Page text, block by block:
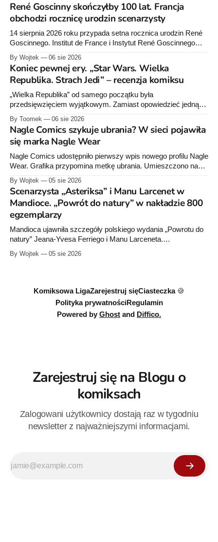
René Goscinny skończyłby 100 lat. Francja
obchodzi rocznicę urodzin scenarzysty
14 sierpnia 2026 roku przypada setna rocznica urodzin René
Goscinnego. Institut de France i Instytut René Goscinnego
Ory’ego i Catel.
By Wojtek 06 sie 2026
Koniec pewnej ery. „Star Wars. Wielka
Republika. Strach Jedi” – recenzja komiksu
„Wielka Republika” od samego początku była
przedsięwzięciem wyjątkowym. Zamiast opowiedzieć jedną
zdecydował się stworzyć rozbudowany projekt wydawniczy
obejmujący powieści dla dorosłych, młodzieży i młodszych
czytelników, komiksy Marvela i Dark Horse'a, słuchowiska
oraz opowiadania. Wszystkie te elementy wzajemnie się
uzupełniają, tworząc
By Toomek 06 sie 2026
Nagle Comics szykuje ubrania? W sieci pojawiła
się marka Nagle Wear
Nagle Comics udostępniło pierwszy wpis nowego profilu Nagle
Wear. Grafika przypomina metkę ubrania. Umieszczono na
dotyczące prania. Powstała też osobna domena internetowa
pod nazwą marki.
By Wojtek 05 sie 2026
Scenarzysta „Asteriksa” i Manu Larcenet w
Mandioce. „Powrót do natury” w nakładzie 800
egzemplarzy
Mandioca ujawniła szczegóły polskiego wydania „Powrotu do
natury” Jeana-Yvesa Ferriego i Manu Larceneta.
290 stron.
By Wojtek 05 sie 2026
Komiksowa LigaZarejestruj sięCiasteczka 🍪
Polityka prywatnościRegulamin
Powered by Ghost and Diffico.
Zarejestruj się na Blogu o
komiksach
Zalogowani użytkownicy dostają raz w tygodniu
newsletter z najważniejszymi informacjami.